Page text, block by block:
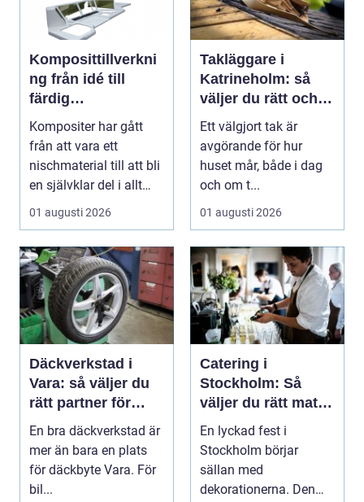
Komposittillverkni
ng från idé till
färdig
högpresterande
produkt
Kompositer har gått
från att vara ett
nischmaterial till att bli
en självklar del i allt
från vindkr...
01 augusti 2026
Takläggare i
Katrineholm: så
väljer du rätt och
får ett tak som
håller
Ett välgjort tak är
avgörande för hur
huset mår, både i dag
och om t...
01 augusti 2026
Däckverkstad i
Vara: så väljer du
rätt partner för
säker körning året
runt
En bra däckverkstad är
mer än bara en plats
för däckbyte Vara. För
bil...
Catering i
Stockholm: Så
väljer du rätt mat
till ditt evenemang
En lyckad fest i
Stockholm börjar
sällan med
dekorationerna. Den